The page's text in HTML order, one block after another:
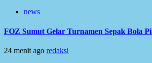
news
FOZ Sumut Gelar Turnamen Sepak Bola
24 menit ago redaksi